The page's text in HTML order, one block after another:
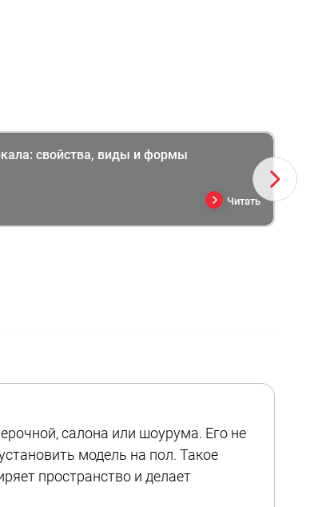
свойства, виды и формы
Читать
салона или шоурума. Его не
модель на пол. Такое
пространство и делает